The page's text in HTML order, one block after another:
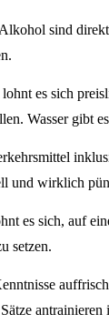
sind
es sich
Wasser gibt
und wirklich
es sich, auf
setzen.